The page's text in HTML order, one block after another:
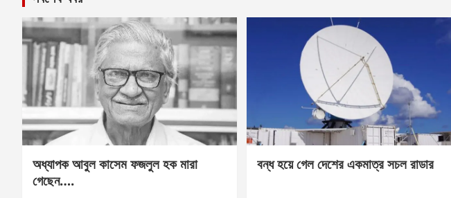
অধ্যাপক আবুল কাসেম ফজলুল হক মারা
গেছেন….
বন্ধ হয়ে গেল দেশের একমাত্র সচল রাডার